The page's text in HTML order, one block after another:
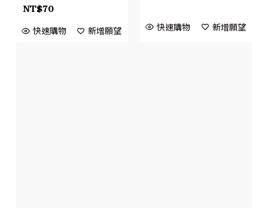
NT$70
快速購物 新增願望 快速購物 新增願望